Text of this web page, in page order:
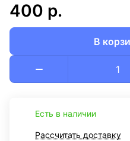
400 р.
В
Есть в наличии
Рассчитать доставку